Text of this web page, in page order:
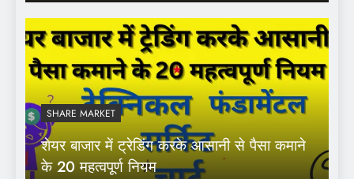
SHARE MARKET
शेयर बाजार में ट्रेडिंग करके आसानी से पैसा कमाने
के 20 महत्वपूर्ण नियम